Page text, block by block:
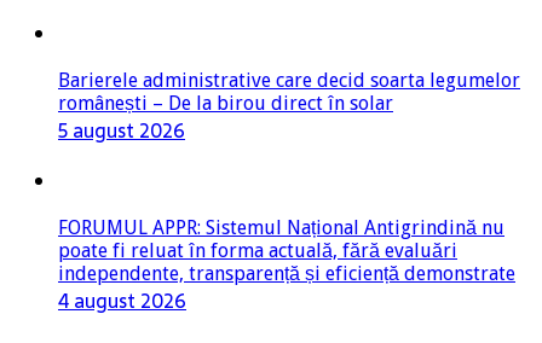
Barierele administrative care decid soarta legumelor
românești – De la birou direct în solar
5 august 2026
FORUMUL APPR: Sistemul Național Antigrindină nu
poate fi reluat în forma actuală, fără evaluări
independente, transparență și eficiență demonstrate
4 august 2026